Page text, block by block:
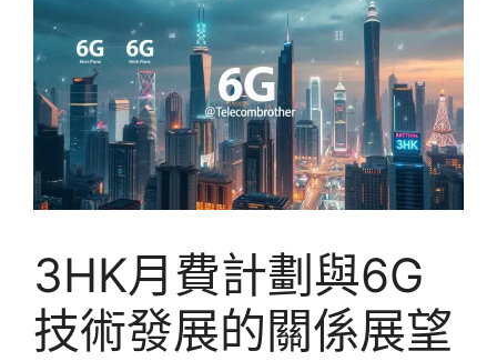
3HK月費計劃與6G
技術發展的關係展望